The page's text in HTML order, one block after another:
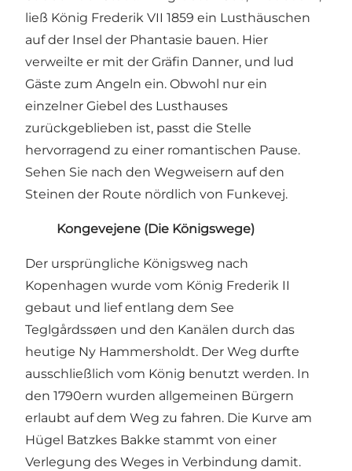
ließ König Frederik VII 1859 ein Lusthäuschen
auf der Insel der Phantasie bauen. Hier
verweilte er mit der Gräfin Danner, und lud
Gäste zum Angeln ein. Obwohl nur ein
einzelner Giebel des Lusthauses
zurückgeblieben ist, passt die Stelle
hervorragend zu einer romantischen Pause.
Sehen Sie nach den Wegweisern auf den
Steinen der Route nördlich von Funkevej.
Kongevejene (Die Königswege)
Der ursprüngliche Königsweg nach
Kopenhagen wurde vom König Frederik II
gebaut und lief entlang dem See
Teglgårdssøen und den Kanälen durch das
heutige Ny Hammersholdt. Der Weg durfte
ausschließlich vom König benutzt werden. In
den 1790ern wurden allgemeinen Bürgern
erlaubt auf dem Weg zu fahren. Die Kurve am
Hügel Batzkes Bakke stammt von einer
Verlegung des Weges in Verbindung damit.